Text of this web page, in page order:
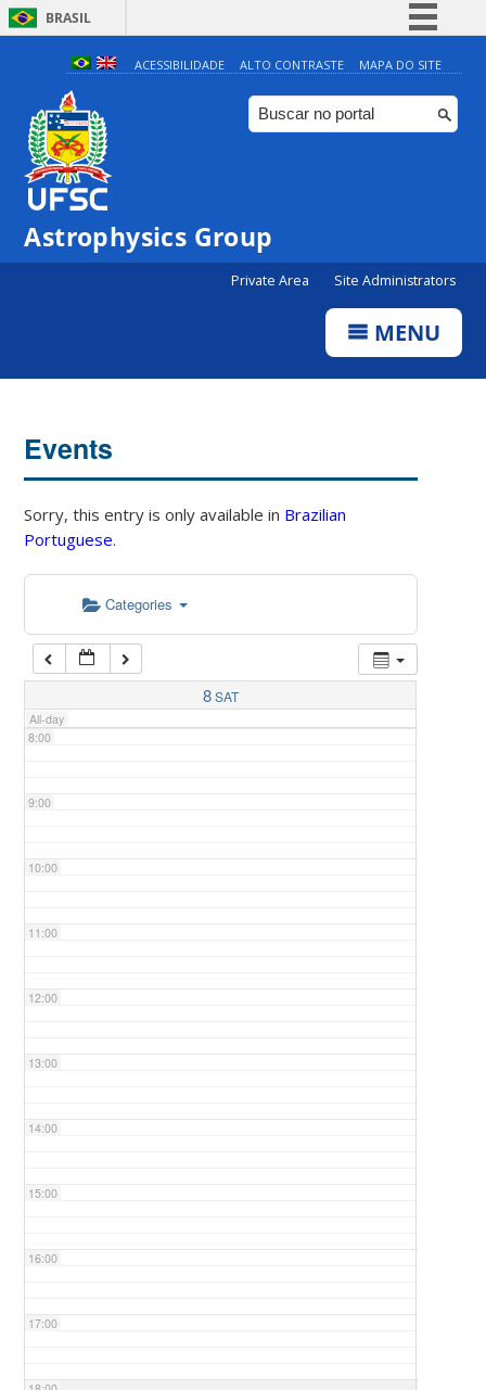
BRASIL
Simplifique!
Comunica BR
Participe
ACESSIBILIDADE ALTO CONTRASTE MAPA DO SITE
Astrophysics Group
Private Area Site Administrators
MENU
Events
Sorry, this entry is only available in Brazilian
Portuguese.
Categories
8SAT
All-day
4:00
5:00
7:00
8:00
9:00
10:00
11:00
12:00
13:00
14:00
15:00
16:00
17:00